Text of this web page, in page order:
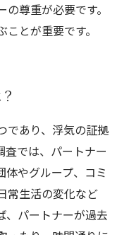
尊重が必要です。
とが重要です。
であり、浮気の証拠
査では、パートナー
体やグループ、コミ
常生活の変化など
、パートナーが過去